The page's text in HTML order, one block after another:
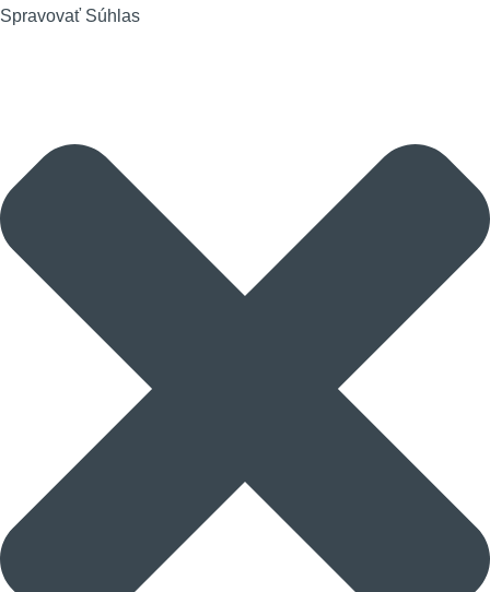
Spravovať Súhlas